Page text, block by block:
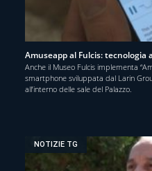
Amuseapp al Fulcis: tecnologia
Anche il Museo Fulcis implementa
smartphone sviluppata dal Larin
all’interno delle sale del Palazzo.
NOTIZIE TG